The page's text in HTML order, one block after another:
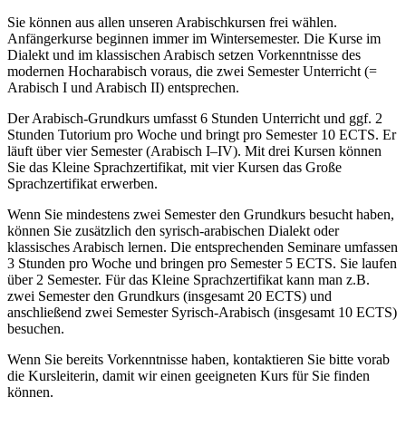
Sie können aus allen unseren Arabischkursen frei wählen.
Anfängerkurse beginnen immer im Wintersemester. Die Kurse im
Dialekt und im klassischen Arabisch setzen Vorkenntnisse des
modernen Hocharabisch voraus, die zwei Semester Unterricht (=
Arabisch I und Arabisch II) entsprechen.
Der Arabisch-Grundkurs umfasst 6 Stunden Unterricht und ggf. 2
Stunden Tutorium pro Woche und bringt pro Semester 10 ECTS. Er
läuft über vier Semester (Arabisch I–IV). Mit drei Kursen können
Sie das Kleine Sprachzertifikat, mit vier Kursen das Große
Sprachzertifikat erwerben.
Wenn Sie mindestens zwei Semester den Grundkurs besucht haben,
können Sie zusätzlich den syrisch-arabischen Dialekt oder
klassisches Arabisch lernen. Die entsprechenden Seminare umfassen
3 Stunden pro Woche und bringen pro Semester 5 ECTS. Sie laufen
über 2 Semester. Für das Kleine Sprachzertifikat kann man z.B.
zwei Semester den Grundkurs (insgesamt 20 ECTS) und
anschließend zwei Semester Syrisch-Arabisch (insgesamt 10 ECTS)
besuchen.
Wenn Sie bereits Vorkenntnisse haben, kontaktieren Sie bitte vorab
die Kursleiterin, damit wir einen geeigneten Kurs für Sie finden
können.